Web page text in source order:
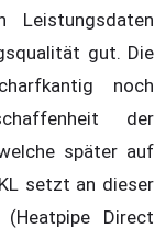
gut. Die
noch
der
später auf
setzt an dieser
Direct